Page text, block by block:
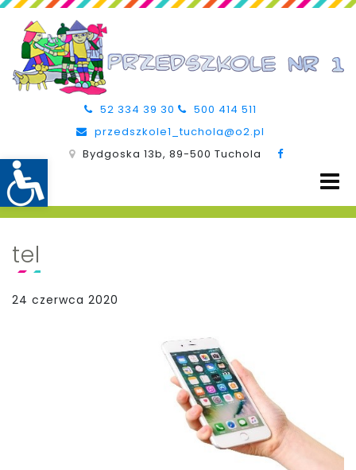
52 334 39 30
500 414 511
przedszkole1_tuchola@o2.pl
Bydgoska 13b, 89-500 Tuchola
tel
24 czerwca 2020